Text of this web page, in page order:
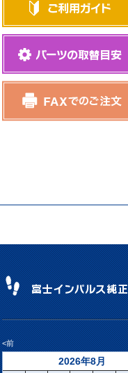
<前
2026年8月